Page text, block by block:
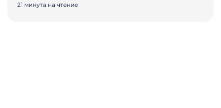
21 минута на чтение